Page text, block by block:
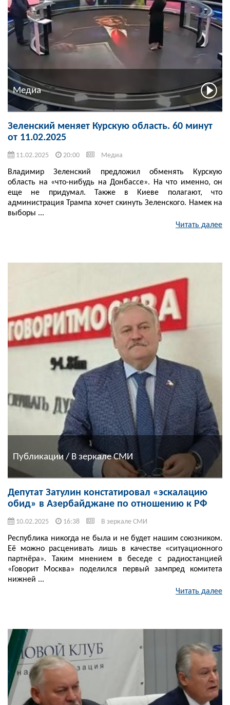
Медиа
Зеленский меняет Курскую область. 60 минут
от 11.02.2025
11.02.2025 20:00 Медиа
Владимир Зеленский предложил обменять Курскую
область на «что-нибудь на Донбассе». На что именно, он
еще не придумал. Также в Киеве полагают, что
администрация Трампа хочет скинуть Зеленского. Намек на
выборы ...
Читать далее
Публикации / В зеркале СМИ
Депутат Затулин констатировал «эскалацию
обид» в Азербайджане по отношению к РФ
10.02.2025 16:38 В зеркале СМИ
Республика никогда не была и не будет нашим союзником.
Её можно расценивать лишь в качестве «ситуационного
партнёра». Таким мнением в беседе с радиостанцией
«Говорит Москва» поделился первый зампред комитета
нижней ...
Читать далее